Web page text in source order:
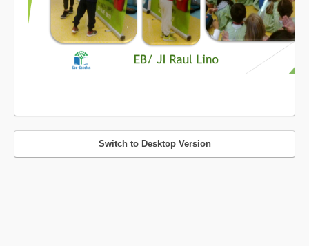
Switch to Desktop Version